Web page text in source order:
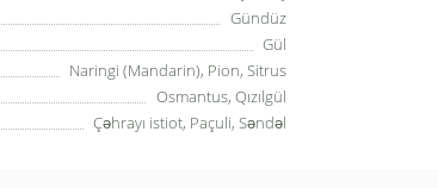
Gündüz
Gül
Naringi (Mandarin), Pion, Sitrus
Osmantus, Qızılgül
Çəhrayı istiot, Paçuli, Səndəl